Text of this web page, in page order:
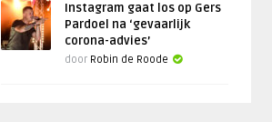
Instagram gaat los op Gers
Pardoel na ‘gevaarlijk
corona-advies’
door Robin de Roode